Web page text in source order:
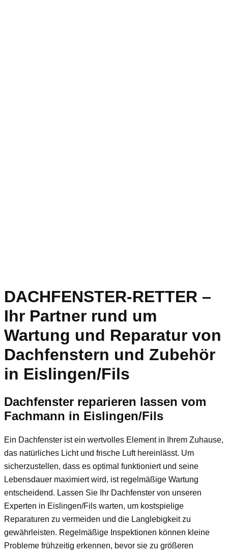
DACHFENSTER-RETTER –
Ihr Partner rund um
Wartung und Reparatur von
Dachfenstern und Zubehör
in Eislingen/Fils
Dachfenster reparieren lassen vom
Fachmann in Eislingen/Fils
Ein Dachfenster ist ein wertvolles Element in Ihrem Zuhause,
das natürliches Licht und frische Luft hereinlässt. Um
sicherzustellen, dass es optimal funktioniert und seine
Lebensdauer maximiert wird, ist regelmäßige Wartung
entscheidend. Lassen Sie Ihr Dachfenster von unseren
Experten in Eislingen/Fils warten, um kostspielige
Reparaturen zu vermeiden und die Langlebigkeit zu
gewährleisten. Regelmäßige Inspektionen können kleine
Probleme frühzeitig erkennen, bevor sie zu größeren